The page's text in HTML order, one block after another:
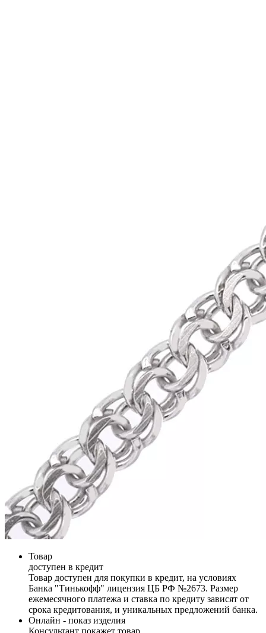
Товар
доступен в кредит
Товар доступен для покупки в кредит, на условиях
Банка "Тинькофф" лицензия ЦБ РФ №2673. Размер
ежемесячного платежа и ставка по кредиту зависят от
срока кредитования, и уникальных предложений банка.
Онлайн - показ изделия
Консультант покажет товар,